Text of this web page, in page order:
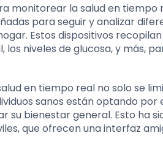
monitorear la salud en tiempo
para seguir y analizar
Estos dispositivos
los niveles de glucosa, y más,
en tiempo real no solo se
sanos están optando
su bienestar general. Esto ha
que ofrecen una interfaz